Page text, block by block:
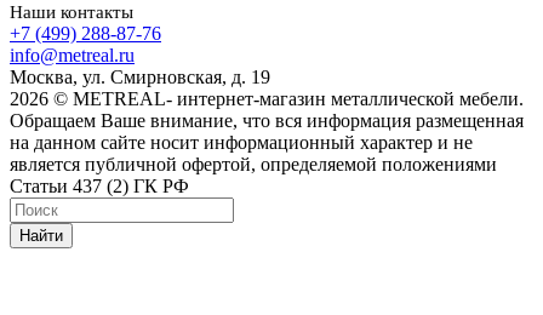
Наши контакты
+7 (499) 288-87-76
info@metreal.ru
Москва, ул. Смирновская, д. 19
2026 © METREAL- интернет-магазин металлической мебели.
Обращаем Ваше внимание, что вся информация размещенная
на данном сайте носит информационный характер и не
является публичной офертой, определяемой положениями
Статьи 437 (2) ГК РФ
Найти